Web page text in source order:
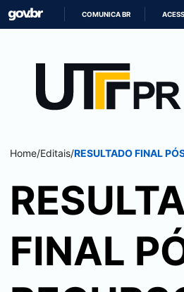
COMUNICA BR
Home/Editais/RESULTADO FINAL
FINAL